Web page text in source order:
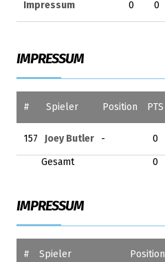
Impressum 0 0
IMPRESSUM
# Spieler Position PTS
157 Joey Butler - 0
Gesamt
0
IMPRESSUM
# Spieler Position